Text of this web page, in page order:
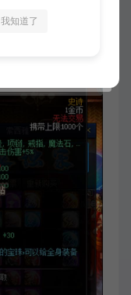
我知道了